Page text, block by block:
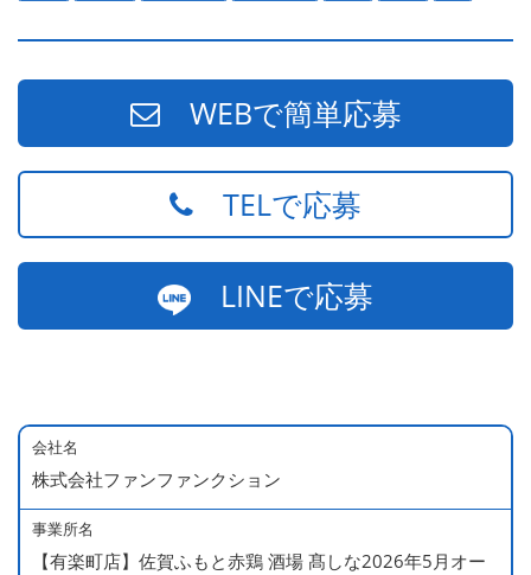
WEBで簡単応募
TELで応募
LINEで応募
会社名
株式会社ファンファンクション
事業所名
【有楽町店】佐賀ふもと赤鶏 酒場 髙しな2026年5月オー